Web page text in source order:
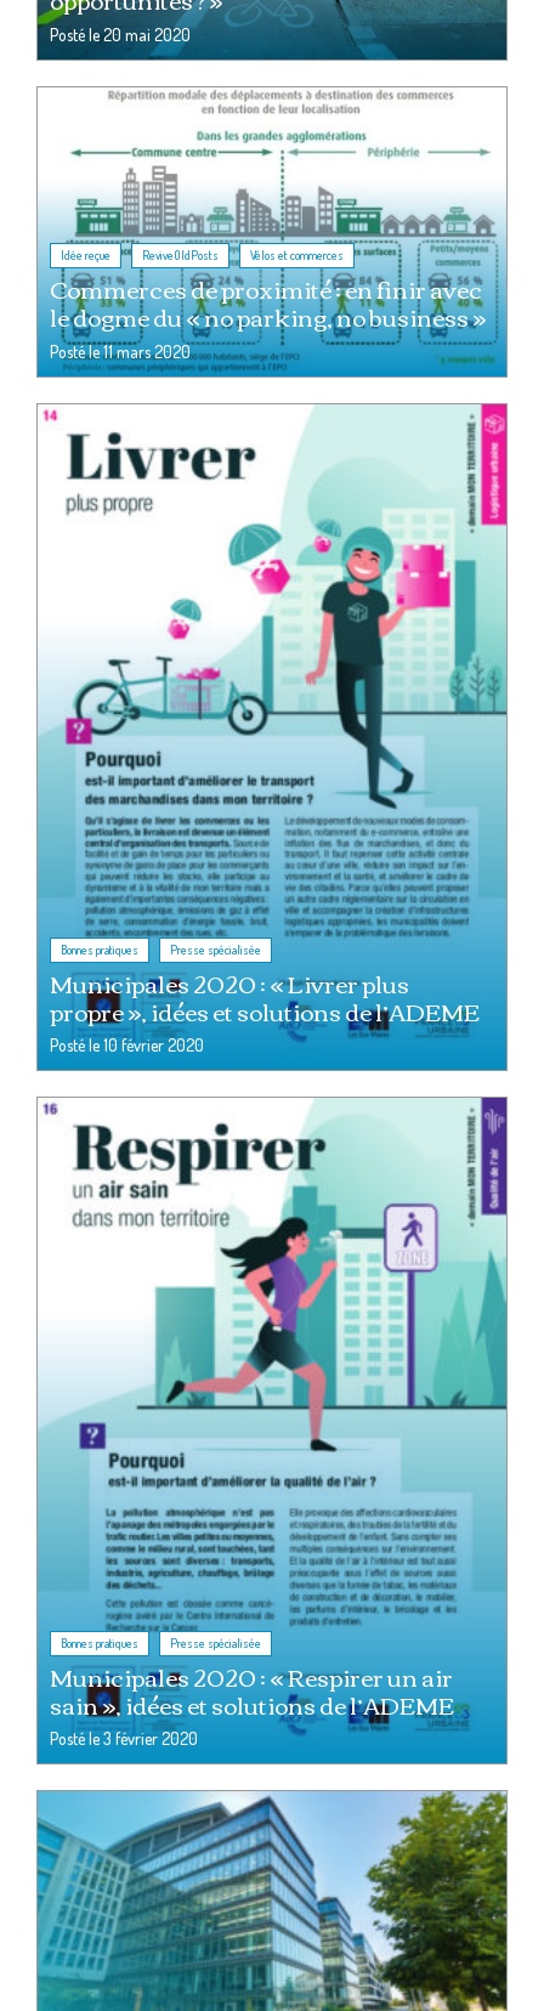
Posté le20 mai 2020
Idée reçue , ReviveOldPosts , Vélos et commerces
Commerces de proximité : en finir avec
le dogme du « no parking, no business »
Posté le11 mars 2020
Bonnes pratiques , Presse spécialisée
Municipales 2020 : « Livrer plus
propre », idées et solutions de l’ADEME
Posté le10 février 2020
Bonnes pratiques , Presse spécialisée
Municipales 2020 : « Respirer un air
sain », idées et solutions de l’ADEME
Posté le3 février 2020